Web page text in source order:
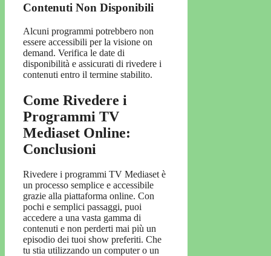
Contenuti Non Disponibili
Alcuni programmi potrebbero non
essere accessibili per la visione on
demand. Verifica le date di
disponibilità e assicurati di rivedere i
contenuti entro il termine stabilito.
Come Rivedere i
Programmi TV
Mediaset Online:
Conclusioni
Rivedere i programmi TV Mediaset è
un processo semplice e accessibile
grazie alla piattaforma online. Con
pochi e semplici passaggi, puoi
accedere a una vasta gamma di
contenuti e non perderti mai più un
episodio dei tuoi show preferiti. Che
tu stia utilizzando un computer o un